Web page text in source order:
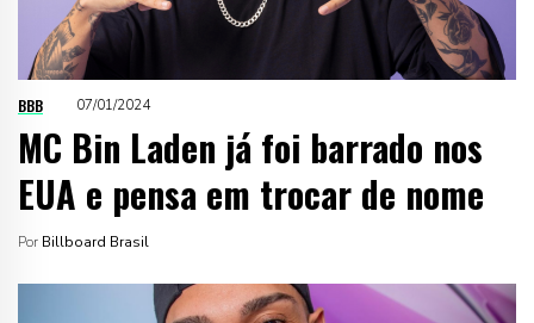
BBB 07/01/2024
MC Bin Laden já foi barrado nos
EUA e pensa em trocar de nome
Por Billboard Brasil